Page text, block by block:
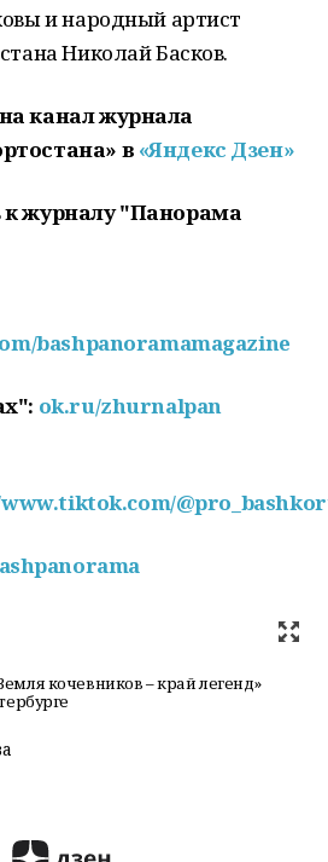
и народный артист
Николай Басков.
канал журнала
в «Яндекс Дзен»
к журналу "Панорама
bashpanoramamagazine
ok.ru/zhurnalpan
кочевников – край легенд»